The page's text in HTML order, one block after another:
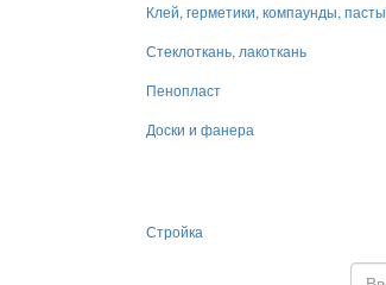
Клей, герметики, компаунды, пасты
Стеклоткань, лакоткань
Пенопласт
Доски и фанера
Стройка